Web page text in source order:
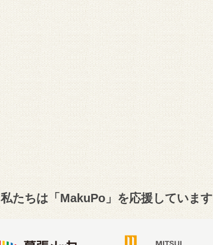
私たちは「MakuPo」を応援しています